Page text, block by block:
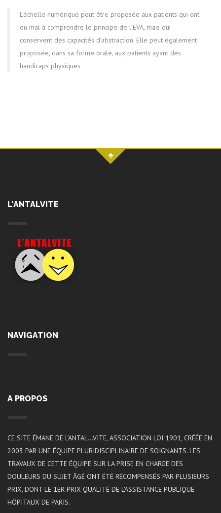
L’échelle numérique peut être proposée aux patients qui ont
du mal à comprendre le principe de l’EVA, mais qui
conservent des capacités d’abstraction. Elle peut également
proposée, dans sa forme orale, aux patients ayant des
handicaps physiques
L'ANTALVITE
NAVIGATION
A PROPOS
CE SITE ÉMANE DE L’ANTAL…VITE, ASSOCIATION LOI 1901, CRÉÉE EN
2003 PAR UNE ÉQUIPE PLURIDISCIPLINAIRE DE SOIGNANTS. LES
TRAVAUX DE CETTE ÉQUIPE SUR LA PRISE EN CHARGE DES
DOULEURS DU SUJET ÂGÉ ONT ÉTÉ RÉCOMPENSÉS PAR PLUSIEURS
PRIX, DONT LE 1ER PRIX QUALITÉ DE L’ASSISTANCE PUBLIQUE-
HÔPITAUX DE PARIS.